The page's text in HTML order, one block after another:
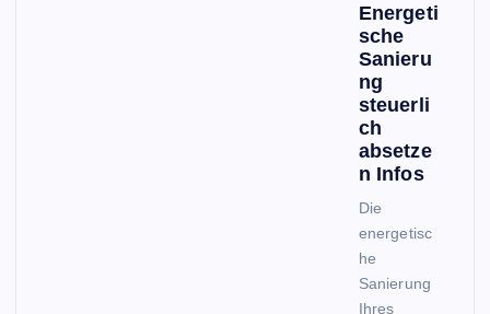
Energeti
sche
Sanieru
ng
steuerli
ch
absetze
n Infos
Die
energetisc
he
Sanierung
Ihres